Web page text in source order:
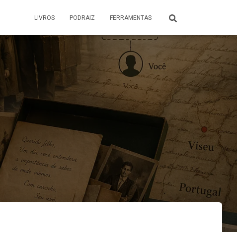
LIVROS PODRAIZ FERRAMENTAS